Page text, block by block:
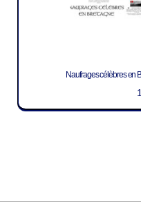
Naufrages célèbres en